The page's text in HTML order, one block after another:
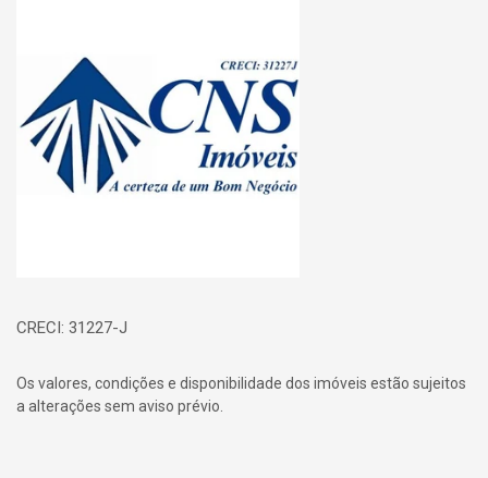
CRECI: 31227-J
Os valores, condições e disponibilidade dos imóveis estão sujeitos
a alterações sem aviso prévio.